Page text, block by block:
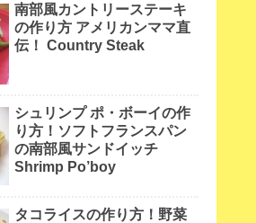
南部風カントリーステーキ
の作り方 アメリカンママ直
伝！ Country Steak
シュリンプ ポ・ボーイの作
り方！ソフトフランスパン
の南部風サンドイッチ
Shrimp Po’boy
タコライスの作り方！野菜